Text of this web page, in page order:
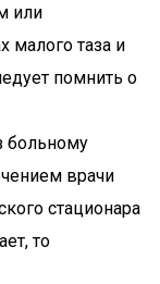
или
малого таза и
помнить о
больному
врачи
стационара
то